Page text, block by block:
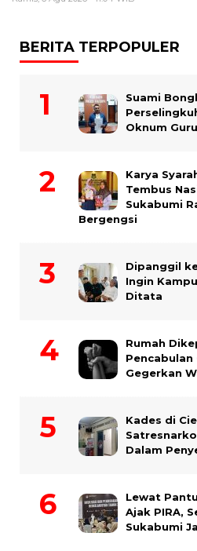
BERITA TERPOPULER
Suami
Oknum
Karya
Tembus
Sukabumi
Bergengsi
Dipanggil
Ingin
Ditata
Rumah
Pencabulan
Gegerkan
Kades di
Dalam
Lewat
Ajak PIRA,
Sukabumi